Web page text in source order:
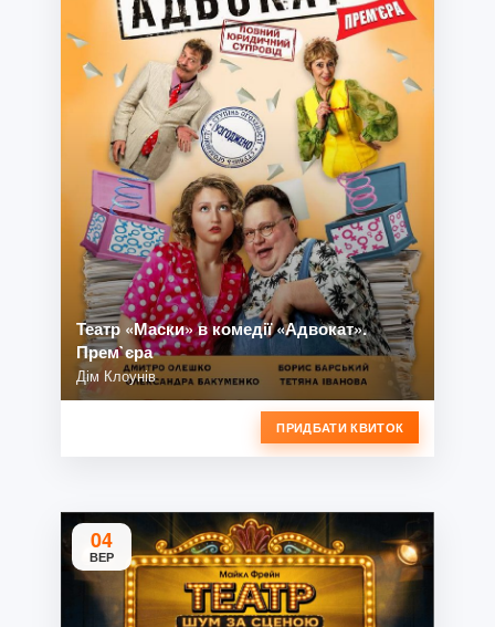
Театр «Маски» в комедії «Адвокат».
Прем`єра
Дім Клоунів
ПРИДБАТИ КВИТОК
04
ВЕР